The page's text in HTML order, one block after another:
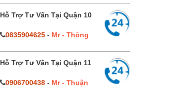
Hỗ Trợ Tư Vấn Tại Quận 10
0835904625- Mr - Thông
Hỗ Trợ Tư Vấn Tại Quận 11
0906700438- Mr - Thuận